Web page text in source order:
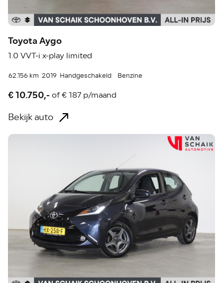
Toyota Aygo
1.0 VVT-i x-play limited
62.156 km 2019 Handgeschakeld Benzine
€ 10.750,- of€ 187 p/maand
Bekijk auto